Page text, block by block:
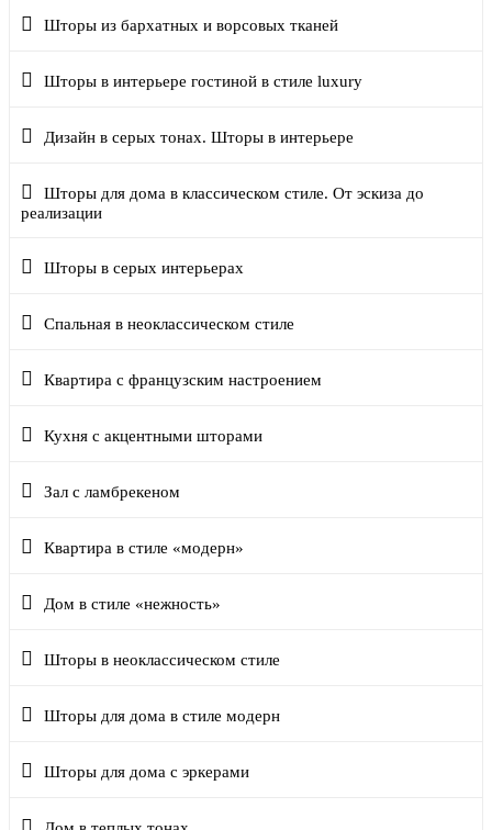
Шторы из бархатных и ворсовых тканей
Шторы в интерьере гостиной в стиле luxury
Дизайн в серых тонах. Шторы в интерьере
Шторы для дома в классическом стиле. От эскиза до
реализации
Шторы в серых интерьерах
Спальная в неоклассическом стиле
Квартира с французским настроением
Кухня с акцентными шторами
Зал с ламбрекеном
Квартира в стиле «модерн»
Дом в стиле «нежность»
Шторы в неоклассическом стиле
Шторы для дома в стиле модерн
Шторы для дома с эркерами